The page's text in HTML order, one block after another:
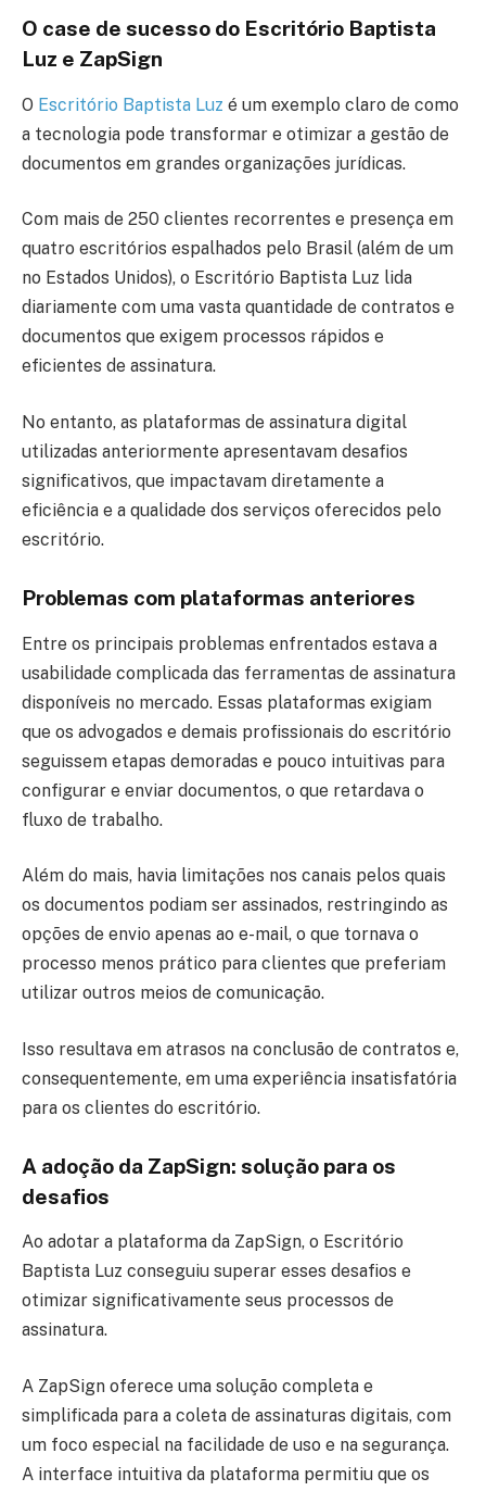
O case de sucesso do Escritório Baptista
Luz e ZapSign
O Escritório Baptista Luz é um exemplo claro de como
a tecnologia pode transformar e otimizar a gestão de
documentos em grandes organizações jurídicas.
Com mais de 250 clientes recorrentes e presença em
quatro escritórios espalhados pelo Brasil (além de um
no Estados Unidos), o Escritório Baptista Luz lida
diariamente com uma vasta quantidade de contratos e
documentos que exigem processos rápidos e
eficientes de assinatura.
No entanto, as plataformas de assinatura digital
utilizadas anteriormente apresentavam desafios
significativos, que impactavam diretamente a
eficiência e a qualidade dos serviços oferecidos pelo
escritório.
Problemas com plataformas anteriores
Entre os principais problemas enfrentados estava a
usabilidade complicada das ferramentas de assinatura
disponíveis no mercado. Essas plataformas exigiam
que os advogados e demais profissionais do escritório
seguissem etapas demoradas e pouco intuitivas para
configurar e enviar documentos, o que retardava o
fluxo de trabalho.
Além do mais, havia limitações nos canais pelos quais
os documentos podiam ser assinados, restringindo as
opções de envio apenas ao e-mail, o que tornava o
processo menos prático para clientes que preferiam
utilizar outros meios de comunicação.
Isso resultava em atrasos na conclusão de contratos e,
consequentemente, em uma experiência insatisfatória
para os clientes do escritório.
A adoção da ZapSign: solução para os
desafios
Ao adotar a plataforma da ZapSign, o Escritório
Baptista Luz conseguiu superar esses desafios e
otimizar significativamente seus processos de
assinatura.
A ZapSign oferece uma solução completa e
simplificada para a coleta de assinaturas digitais, com
um foco especial na facilidade de uso e na segurança.
A interface intuitiva da plataforma permitiu que os